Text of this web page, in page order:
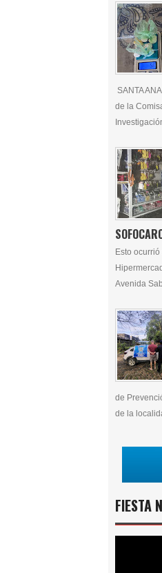
SANTA
de la
Esto
Avenida
de
de la
FIESTA